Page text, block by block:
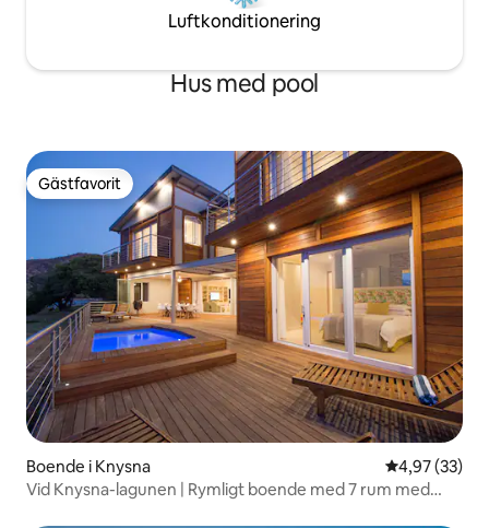
Luftkonditionering
Hus med pool
Gästfavorit
Gästfavorit
Boende i Knysna 4,97 av 5 i
4,97 (33)
Vid Knysna-lagunen | Rymligt boende med 7 rum med